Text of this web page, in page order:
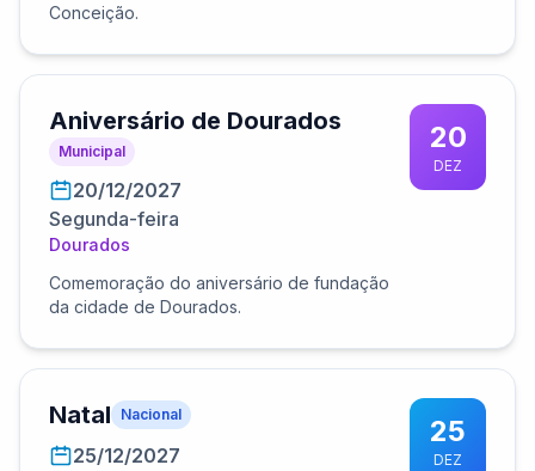
Conceição.
Aniversário de Dourados
Municipal
20/12/2027
Segunda-feira
Dourados
Comemoração do aniversário de fundação
da cidade de Dourados.
20
DEZ
Natal Nacional
25/12/2027
25
DEZ